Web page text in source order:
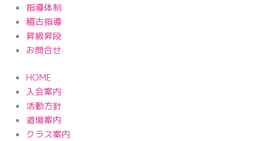
指導体制
稽古指導
昇級昇段
お問合せ
HOME
入会案内
活動方針
道場案内
クラス案内